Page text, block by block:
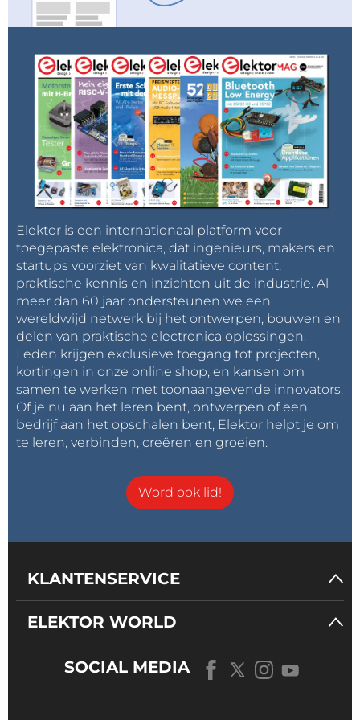
Bij low-side schakelen is er slechts één ground-
verbinding tussen belasting en besturing, waardoor
(nul)potentiaalverschillen bij grote stromen tussen
belasting en besturing vermeden worden. Low-side
schakelen is daarom minder gevoelig voor
zogenaamde aardruis dan high-side schakelen.
Conclusie
Bij een (zware) belasting die alleen aan- of
uitgeschakeld hoeft te worden heeft schakelen van
geregeld moet kunnen worden met (naar
verhouding) hoogfrequente PWM, zoals bij
verlichtings- of verwarmingssystemen, verdient
schakelen in de nul (low-side) de voorkeur. Dan zijn
er ook nog halve H-bruggen die zowel in hoog- als
laag schakelen… met PWM... Dus zoals altijd moet ook
overwogen worden welke techniek de beste is voor
de specifieke toepassing voordat een definitieve
keuze gemaakt kan worden.
Elektor is een internationaal platform voor
toegepaste elektronica, dat ingenieurs, makers en
startups voorziet van kwalitatieve content,
praktische kennis en inzichten uit de industrie. Al
meer dan 60 jaar ondersteunen we een
wereldwijd netwerk bij het ontwerpen, bouwen en
delen van praktische electronica oplossingen.
Leden krijgen exclusieve toegang tot projecten,
kortingen in onze online shop, en kansen om
samen te werken met toonaangevende innovators.
Of je nu aan het leren bent, ontwerpen of een
bedrijf aan het opschalen bent, Elektor helpt je om
te leren, verbinden, creëren en groeien.
Word ook lid!
KLANTENSERVICE
ELEKTOR WORLD
SOCIAL MEDIA